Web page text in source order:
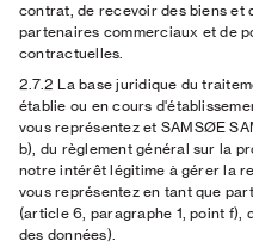
contrat, de recevoir des biens et
partenaires commerciaux et de
contractuelles.
2.7.2 La base juridique du
établie ou en cours
vous représentez et SAMSØE
b), du règlement général sur la
notre intérêt légitime à gérer la
vous représentez en tant que
(article 6, paragraphe 1, point f),
des données).